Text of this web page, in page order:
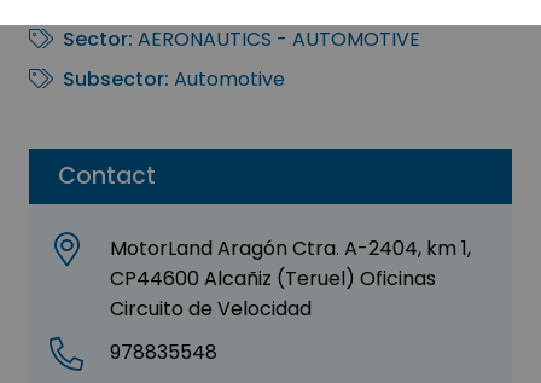
Contact
MotorLand Aragón Ctra. A-2404, km 1,
CP44600 Alcañiz (Teruel) Oficinas
Circuito de Velocidad
978835548
Sector: AERONAUTICS - AUTOMOTIVE
Subsector: Automotive